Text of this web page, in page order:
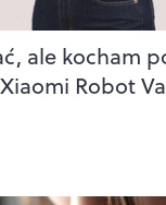
ale kocham
Robot